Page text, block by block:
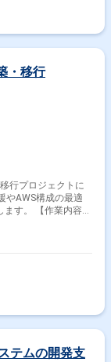
・移行
やAWS構成の最適
内容】
テムの開発支